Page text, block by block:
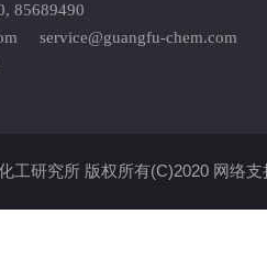
85689490
service@guangfu-chem.com
工研究所版权所有(C)2020 网络支